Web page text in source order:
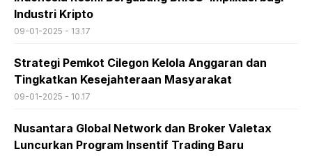
Industri Kripto
09-01-2025 - 13.17
Strategi Pemkot Cilegon Kelola Anggaran dan
Tingkatkan Kesejahteraan Masyarakat
09-01-2025 - 10.17
Nusantara Global Network dan Broker Valetax
Luncurkan Program Insentif Trading Baru